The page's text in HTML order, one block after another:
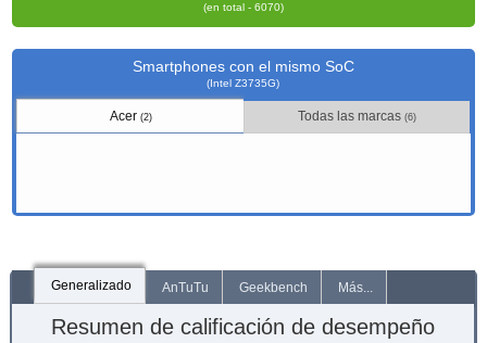
(en total - 6070)
Smartphones con el mismo SoC
(Intel Z3735G)
Acer (2) Todas las marcas(6)
Generalizado AnTuTu Geekbench Más...
Resumen de calificación de desempeño